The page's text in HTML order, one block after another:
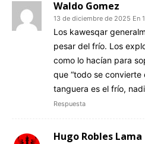
Waldo Gomez
13 de diciembre de 2025 En
Los kawesqar
pesar del frío. Los
como lo hacían para
que “todo se convierte
tanguera es el frío,
Respuesta
Hugo Robles Lama